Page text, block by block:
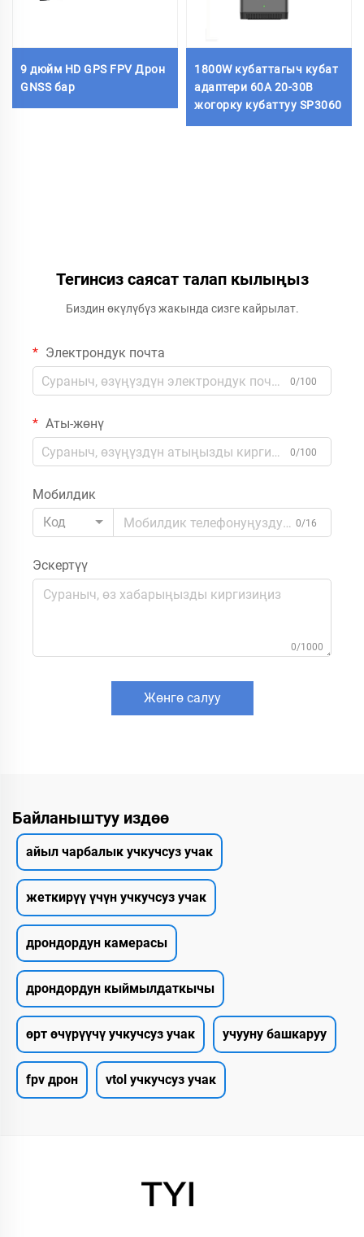
9 дюйм HD GPS FPV Дрон
GNSS бар
1800W кубаттагыч кубат
адаптери 60А 20-30В
жогорку кубаттуу SP3060
Тегинсиз саясат талап кылыңыз
Биздин өкүлүбүз жакында сизге кайрылат.
Электрондук почта
0/100
Аты-жөнү
0/100
Мобилдик
Код
0/16
Эскертүү
0/1000
Жөнгө салуу
Байланыштуу издөө
айыл чарбалык учкучсуз учак
жеткирүү үчүн учкучсуз учак
дрондордун камерасы
дрондордун кыймылдаткычы
өрт өчүрүүчү учкучсуз учак учууну башкаруу
fpv дрон vtol учкучсуз учак